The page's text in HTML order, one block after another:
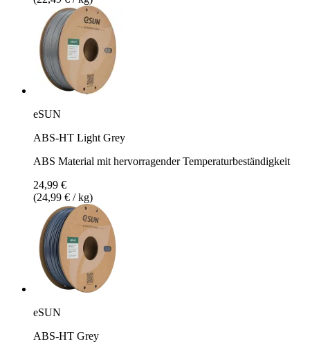
eSUN
ABS-HT Light Grey
ABS Material mit hervorragender Temperaturbeständigkeit
24,99 €
(24,99 € / kg)
eSUN
ABS-HT Grey